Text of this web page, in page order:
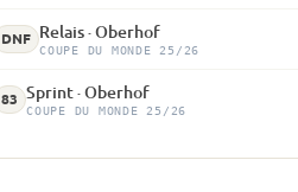
DNF Relais · Oberhof
COUPE DU MONDE 25/26
83 Sprint · Oberhof
COUPE DU MONDE 25/26